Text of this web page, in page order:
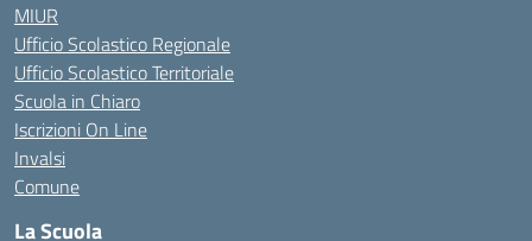
MIUR
Ufficio Scolastico Regionale
Ufficio Scolastico Territoriale
Scuola in Chiaro
Iscrizioni On Line
Invalsi
Comune
La Scuola